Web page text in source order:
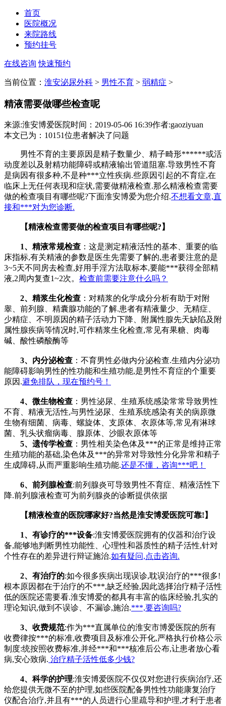
首页
医院概况
来院路线
预约挂号
在线咨询 快速预约
当前位置： 淮安泌尿外科 > 男性不育 > 弱精症 >
精液需要做哪些检查呢
来源:淮安博爱医院时间：2019-05-06 16:39作者:gaoziyuan
本文已为 ：10151位患者解决了问题
男性不育的主要原因是精子数量少、精子畸形******或活
动度差以及射精功能障碍或精液输出管道阻塞.导致男性不育
是病因有很多种,不是种***立性疾病.些原因引起的不育症,在
临床上无任何表现和症状,需要做精液检查.那么精液检查需要
做的检查项目有哪些呢?下面淮安博爱为您介绍.不想看文章,直
接和***对为您诊断.
【精液检查需要做的检查项目有哪些呢?】
1、精液常规检查 ：这是测定精液活性的基本、重要的临
床指标,有关精液的参数是医生先需要了解的,患者要注意的是
3~5天不同房去检查,好用手淫方法取标本,要能***获得全部精
液,2周内复查1~2次。 检查前需要注意什么吗？
2、精浆生化检查 ：对精浆的化学成分分析有助于对附
睾、前列腺、精囊腺功能的了解.患者有精液量少、无精症、
少精症、不明原因的精子活动力下降、附属性腺先天缺陷及附
属性腺疾病等情况时,可作精浆生化检查,常见有果糖、肉毒
碱、酸性磷酸酶等
3、内分泌检查 ：不育男性必做内分泌检查.生殖内分泌功
能障碍影响男性的性功能和生殖功能,是男性不育症的个重要
原因.避免排队，现在预约号！
4、微生物检查 ：男性泌尿、生殖系统感染常常导致男性
不育、精液无活性,与男性泌尿、生殖系统感染有关的病原微
生物有细菌、病毒、螺旋体、支原体、衣原体等,常见有淋球
菌、乳头状瘤病毒、腺原体、沙眼衣原体等
5、遗传学检查 ：男性相关染色体及***的正常是维持正常
生殖功能的基础,染色体及***的异常对导致性分化异常和精子
生成障碍,从而严重影响生殖功能.还是不懂，咨询***吧！
6、前列腺检查:前列腺炎可导致男性不育症、精液活性下
降.前列腺液检查可为前列腺炎的诊断提供依据
【精液检查的医院哪家好?当然是淮安博爱医院可靠!】
1、有诊疗的***设备:淮安博爱医院拥有的仪器和治疗设
备,能够地判断男性功能性、心理性和器质性的精子活性,针对
个性存在的差异进行辩证施治.如有疑问,点击咨询.
2、有治疗的:如今很多疾病出现误诊,耽误治疗的***很多!
根本原因都在于治疗的不***,缺乏经验,因此选择治疗精子活性
低的医院还需要看.淮安博爱的都具有丰富的临床经验,扎实的
理论知识,做到不误诊、不漏诊,施治.***,要咨询吗?
3、收费规范:作为***直属单位的淮安市博爱医院的所有
收费律按***的标准,收费项目及标准公开化,严格执行价格公示
制度:统按照收费标准,并经***和***核准后公布,让患者放心看
病,安心致病. 治疗精子活性低多少钱?
4、科学的护理:淮安博爱医院不仅仅对您进行疾病治疗,还
给您提供无微不至的护理,如些医院配备男性性功能康复治疗
仪配合治疗,并且有***的人员进行心里疏导和护理,才利于患者